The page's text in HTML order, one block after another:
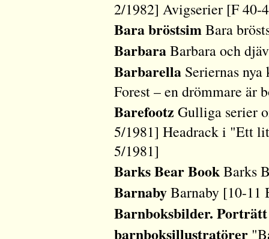
2/1982] Avigserier [F
Bara bröstsimBara
BarbaraBarbara och
Barbarella Seriernas
Forest – en drömmare är
Barefootz Gulliga serier
5/1981] Headrack i "Ett
5/1981]
Barks Bear BookBarks
BarnabyBarnaby [10-11
Barnboksbilder. Porträtt
barnboksillustratörer